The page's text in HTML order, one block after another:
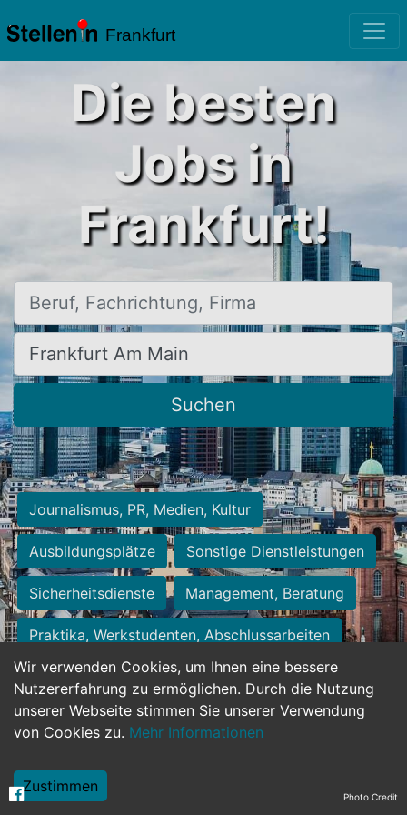
Frankfurt
Wir verwenden Cookies, um Ihnen eine bessere
Nutzererfahrung zu ermöglichen. Durch die Nutzung
unserer Webseite stimmen Sie unserer Verwendung
von Cookies zu. Mehr Informationen
Zustimmen
Die besten
Jobs in
Frankfurt!
Beruf, Fachrichtung, Firma
Ort, Stadt
Suchen
Journalismus, PR, Medien, Kultur
Ausbildungsplätze Sonstige Dienstleistungen
Sicherheitsdienste Management, Beratung
Praktika, Werkstudenten, Abschlussarbeiten
Personalwesen Assistenz, Sekretariat
Hilfskräfte, Aushilfs- und Nebenjobs
Weiterbildung, Studium, duale Ausbildung Photo Credit